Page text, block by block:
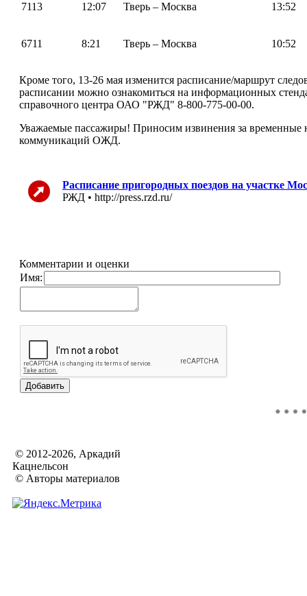
7113 12:07 Тверь – Москва 13:52
6711 8:21 Тверь – Москва 10:52
Кроме того, 13-26 мая изменится расписание/маршрут
расписании можно ознакомиться на информационных
справочного центра ОАО "РЖД" 8-800-775-00-00.
Уважаемые пассажиры! Приносим извинения за временные
коммуникаций ОЖД.
Расписание пригородных поездов на участке
РЖД • http://press.rzd.ru/
Комментарии и оценки
Имя:
© 2012-2026, Аркадий
Кацнельсон
© Авторы материалов